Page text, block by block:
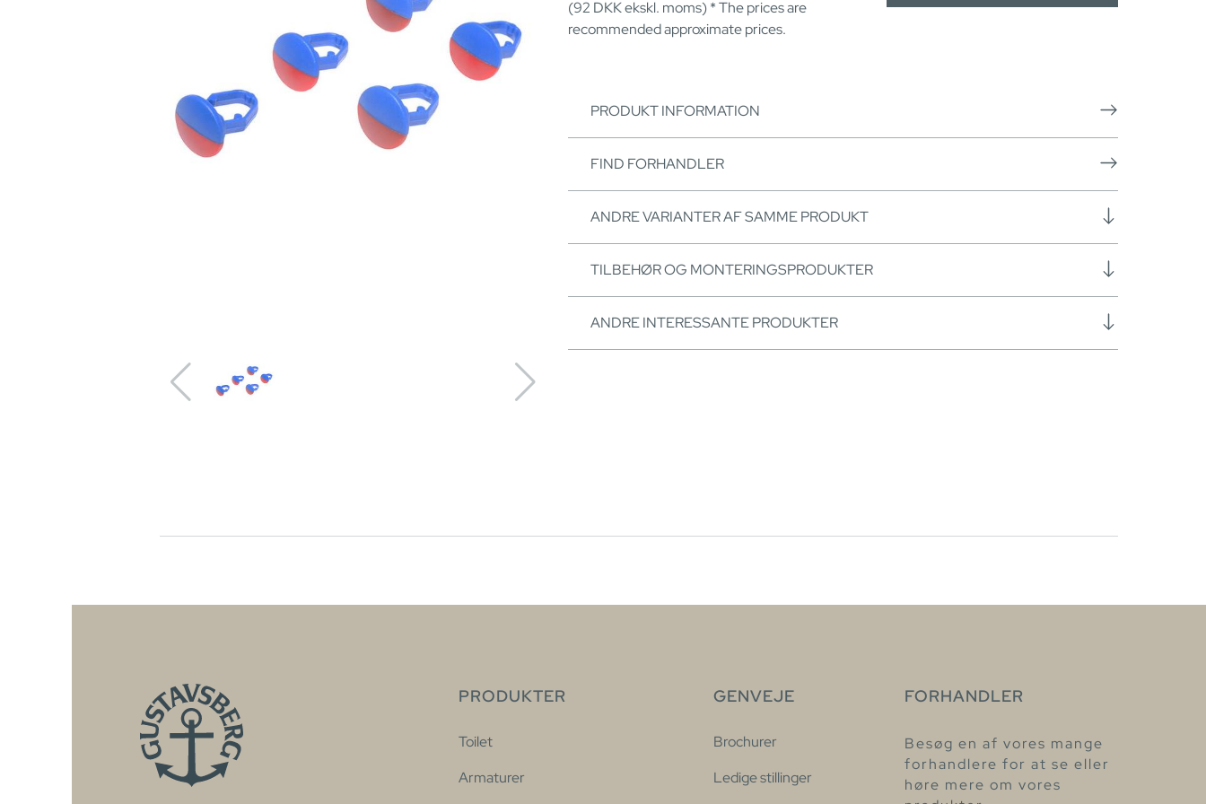
(92 DKKekskl. moms) * The prices are
recommended approximate prices.
PRODUKT INFORMATION
FIND FORHANDLER
ANDRE VARIANTER AF SAMME PRODUKT
TILBEHØR OG MONTERINGSPRODUKTER
ANDRE INTERESSANTE PRODUKTER
PRODUKTER
Toilet
Armaturer
GENVEJE
Brochurer
Ledige stillinger
FORHANDLER
Besøg en af vores mange
forhandlere for at se eller
høre mere om vores